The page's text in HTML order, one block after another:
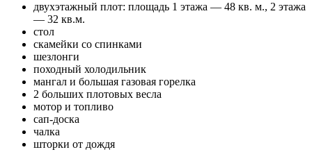
двухэтажный плот: площадь 1 этажа — 48 кв. м., 2 этажа
— 32 кв.м.
стол
скамейки со спинками
шезлонги
походный холодильник
мангал и большая газовая горелка
2 больших плотовых весла
мотор и топливо
сап-доска
чалка
шторки от дождя